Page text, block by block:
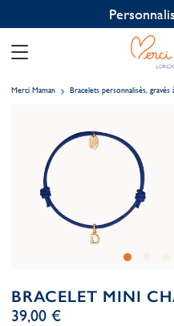
Merci Maman Bracelets personnalisés, gravés
BRACELET MINI
39,00 €